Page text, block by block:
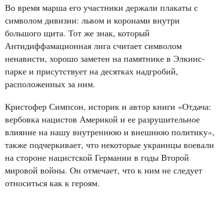
Во время марша его участники держали плакаты с
символом дивизии: львом и коронами внутри
большого щита. Тот же знак, который
Антидиффамационная лига считает символом
ненависти, хорошо заметен на памятнике в Элкинс-
парке и присутствует на десятках надгробий,
расположенных за ним.
Кристофер Симпсон, историк и автор книги «Отдача:
вербовка нацистов Америкой и ее разрушительное
влияние на нашу внутреннюю и внешнюю политику»,
также подчеркивает, что некоторые украинцы воевали
на стороне нацистской Германии в годы Второй
мировой войны. Он отмечает, что к ним не следует
относиться как к героям.